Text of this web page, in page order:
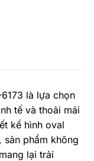
là lựa chọn
tế và thoải mái
kế hình oval
sản phẩm không
lại trải